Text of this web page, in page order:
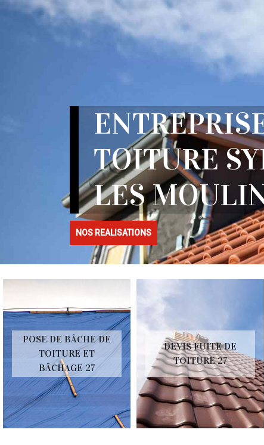
TOITURE
LES
NOS REALISATIONS
POSE DE BÂCHE DE
TOITURE ET
BÂCHAGE 27
DEVIS FUITE DE
TOITURE 27